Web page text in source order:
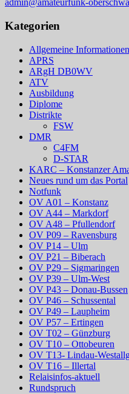
admin@amateurfunk-
Kategorien
Allgemeine Informationen
APRS
ARgH DB0WV
ATV
Ausbildung
Diplome
Distrikte
FSW
DMR
C4FM
D-STAR
KARC – Konstanzer
Neues rund um das Portal
Notfunk
OV A01 – Konstanz
OV A44 – Markdorf
OV A48 – Pfullendorf
OV P09 – Ravensburg
OV P14 – Ulm
OV P21 – Biberach
OV P29 – Sigmaringen
OV P39 – Ulm-West
OV P43 – Donau-Bussen
OV P46 – Schussental
OV P49 – Laupheim
OV P57 – Ertingen
OV T02 – Günzburg
OV T10 – Ottobeuren
OV T13- Lindau-
OV T16 – Illertal
Relaisinfos-aktuell
Rundspruch